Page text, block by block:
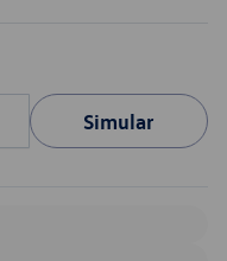
Simular